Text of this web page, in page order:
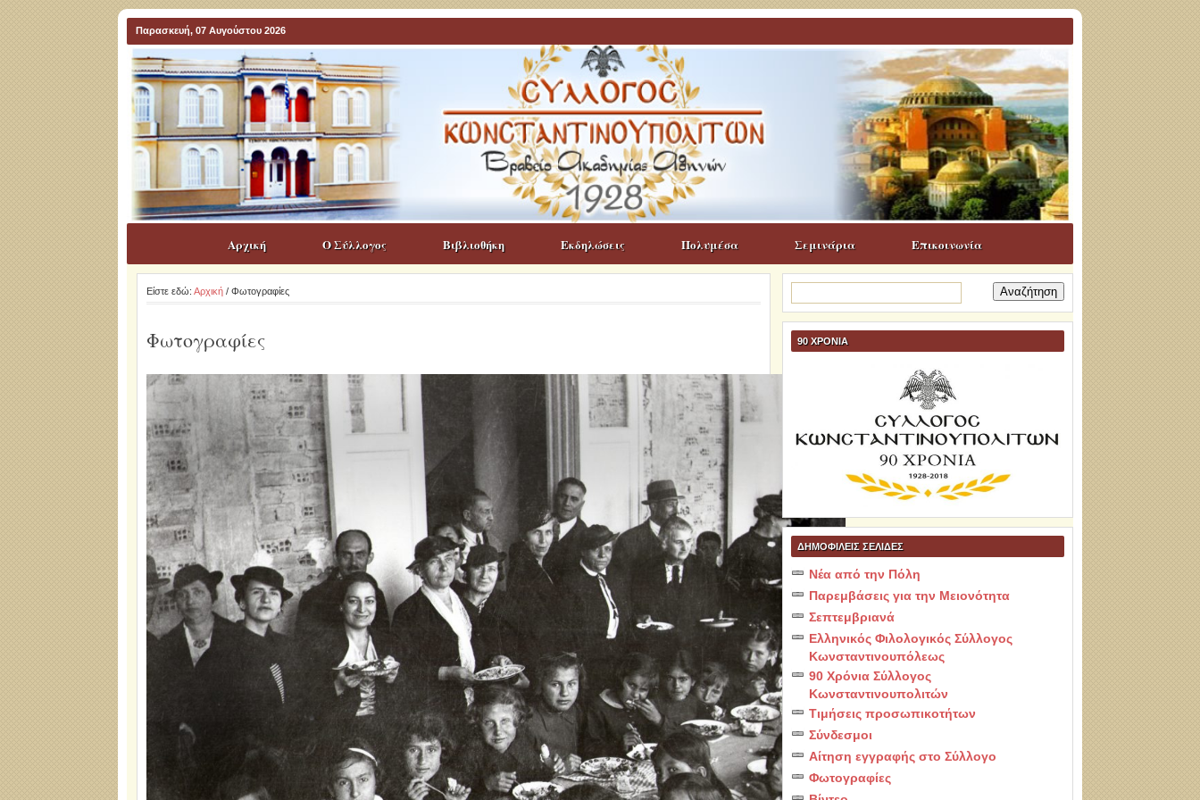
Παρασκευή, 07 Αυγούστου 2026
Αρχική Ο Σύλλογος Βιβλιοθήκη Εκδηλώσεις Πολυμέσα Σεμινάρια Επικοινωνία
Είστε εδώ: Αρχική/ Φωτογραφίες
Φωτογραφίες
για:
90 ΧΡΟΝΙΑ
ΔΗΜΟΦΙΛΕΙΣ ΣΕΛΙΔΕΣ
Νέα από την Πόλη
Παρεμβάσεις για την Μειονότητα
Σεπτεμβριανά
Ελληνικός Φιλολογικός Σύλλογος
Κωνσταντινουπόλεως
90 Χρόνια Σύλλογος
Κωνσταντινουπολιτών
Τιμήσεις προσωπικοτήτων
Σύνδεσμοι
Αίτηση εγγραφής στο Σύλλογο
Φωτογραφίες